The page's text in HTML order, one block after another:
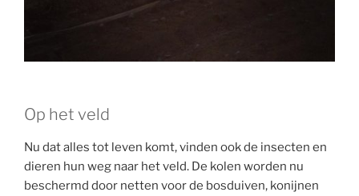
Op het veld
Nu dat alles tot leven komt, vinden ook de insecten en
dieren hun weg naar het veld. De kolen worden nu
beschermd door netten voor de bosduiven, konijnen